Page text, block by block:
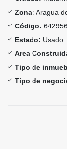
Zona: Aragua
Código:
Estado: Usado
Área
Tipo de
Tipo de